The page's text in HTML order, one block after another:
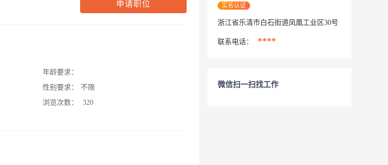
申请职位
年龄要求：
性别要求：
不限
浏览次数：
320
实名认证
浙江省乐清市白石街道凤凰工业区30号
联系电话： ****
微信扫一扫找工作